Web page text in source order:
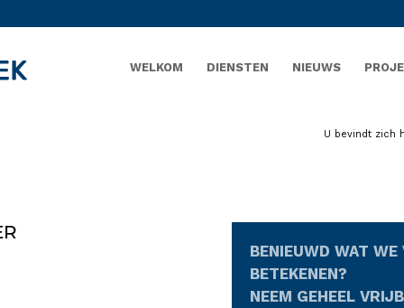
WELKOM DIENSTEN NIEUWS
U bevindt zich
BENIEUWD WAT
BETEKENEN?
NEEM GEHEEL